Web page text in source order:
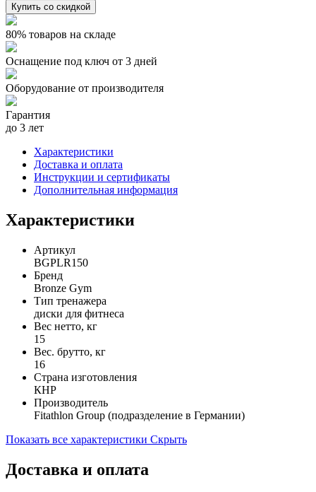
Купить со скидкой
80% товаров на складе
Оснащение под ключ от 3 дней
Оборудование от производителя
Гарантия
до 3 лет
Характеристики
Доставка и оплата
Инструкции и сертификаты
Дополнительная информация
Характеристики
Артикул
BGPLR150
Бренд
Bronze Gym
Тип тренажера
диски для фитнеса
Вес нетто, кг
15
Вес. брутто, кг
16
Страна изготовления
КНР
Производитель
Fitathlon Group (подразделение в Германии)
Показать все характеристики Скрыть
Доставка и оплата